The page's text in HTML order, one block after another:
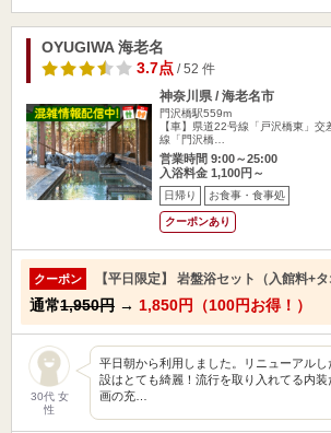
OYUGIWA 海老名
3.7点/ 52 件
神奈川県 / 海老名市
門沢橋駅559m
【車】県道22号線「戸沢橋東」
線「門沢橋…
営業時間 9:00～25:00
入浴料金 1,100円～
日帰り お食事・食事処
クーポンあり
クーポン 【平日限定】 岩盤浴セット（入館料+
通常1,950円 → 1,850円（100円お得！）
30代 女
性
平日朝から利用しました。リニューアル
設はとても綺麗！流行を取り入れてる内
画の充…